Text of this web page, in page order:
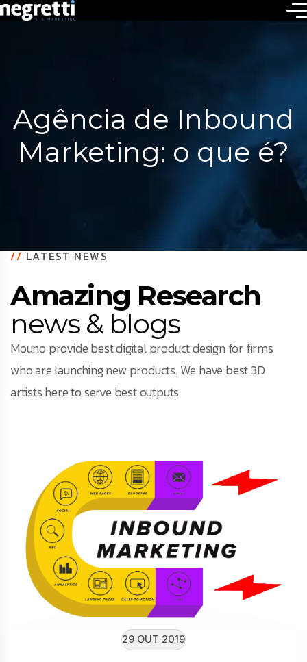
Agência de Inbound
Marketing: o que é?
//LATEST NEWS
Amazing Research
news & blogs
Mouno provide best digital product design for firms
who are launching new products. We have best 3D
artists here to serve best outputs.
29 OUT 2019